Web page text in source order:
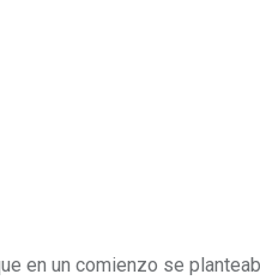
en un comienzo se